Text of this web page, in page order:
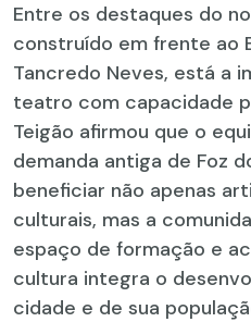
Entre os destaques do
construído em frente ao
Tancredo Neves, está a
teatro com capacidade
Teigão afirmou que o
demanda antiga de Foz
beneficiar não apenas
culturais, mas a
espaço de formação e
cultura integra o
cidade e de sua